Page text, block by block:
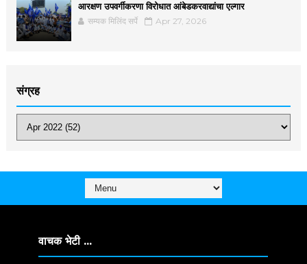
आरक्षण उपवर्गीकरणा विरोधात आंबेडकरवाद्यांचा एल्गार
सम्यक मिलिंद सर्पे Apr 27, 2026
संग्रह
वाचक भेटी ...